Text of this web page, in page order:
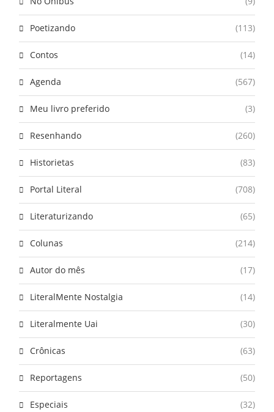
Poetizando (113)
Contos (14)
Agenda (567)
Meu livro preferido (3)
Resenhando (260)
Historietas (83)
Portal Literal (708)
Literaturizando (65)
Colunas (214)
Autor do mês (17)
LiteralMente Nostalgia (14)
Literalmente Uai (30)
Crônicas (63)
Reportagens (50)
Especiais (32)